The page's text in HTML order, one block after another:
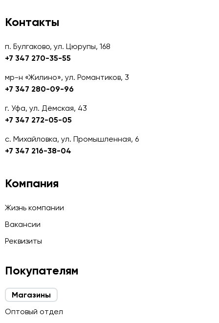
Контакты
п. Булгаково, ул. Цюрупы, 168
+7 347 270-35-55
мр-н «Жилино», ул. Романтиков, 3
+7 347 280-09-96
г. Уфа, ул. Дёмская, 43
+7 347 272-05-05
с. Михайловка, ул. Промышленная, 6
+7 347 216-38-04
Компания
Жизнь компании
Вакансии
Реквизиты
Покупателям
Магазины
Оптовый отдел